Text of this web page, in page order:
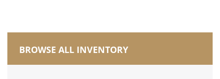
BROWSE ALL INVENTORY